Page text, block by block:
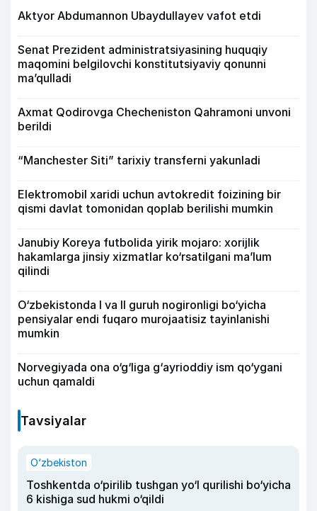
Aktyor Abdu­mannon Ubaydullayev vafot etdi
Senat Prezident administratsiyasining huquqiy
maqomini belgilovchi konstitutsiyaviy qonunni
ma’qulladi
Axmat Qodirovga Checheniston Qahramoni unvoni
berildi
“Manchester Siti” tarixiy transferni yakunladi
Elektromobil xaridi uchun avtokredit foizining bir
qismi davlat tomonidan qoplab berilishi mumkin
Janubiy Koreya futbolida yirik mojaro: xorijlik
hakamlarga jinsiy xizmatlar ko‘rsatilgani ma’lum
qilindi
O‘zbekistonda I va II guruh nogironligi bo‘yicha
pensiyalar endi fuqaro murojaatisiz tayinlanishi
mumkin
Norvegiyada ona o‘g‘liga g‘ayrioddiy ism qo‘ygani
uchun qamaldi
Tavsiyalar
O‘zbekiston
Toshkentda o‘pirilib tushgan yo‘l qurilishi bo‘yicha
6 kishiga sud hukmi o‘qildi